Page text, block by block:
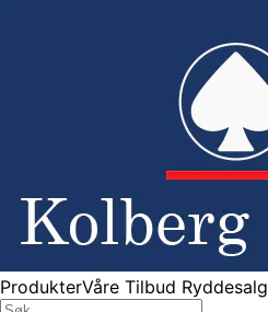
ProdukterVåre Tilbud Ryddesalg